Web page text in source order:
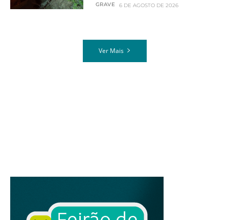
GRAVE 6 DE AGOSTO DE 2026
Ver Mais